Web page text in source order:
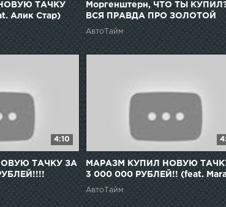
ТАЧКУ
Алик Стар)
Моргенштерн, ЧТО ТЫ
ВСЯ ПРАВДА ПРО ЗОЛОТОЙ
ПОРШЕ!!!
АвтоТайм
4:10
ТАЧКУ ЗА
МАРАЗМ КУПИЛ НОВУЮ
3 000 000 РУБЛЕЙ!! (feat.
АвтоТайм